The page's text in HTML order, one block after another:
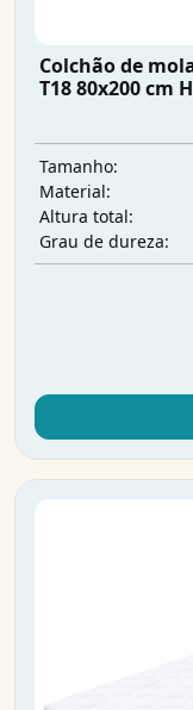
Colchão de
T18 80x200 cm
Tamanho:
Material:
Altura total:
Grau de dureza: